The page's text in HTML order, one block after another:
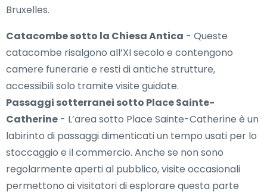
Bruxelles.
Catacombe sotto la Chiesa Antica - Queste
catacombe risalgono all’XI secolo e contengono
camere funerarie e resti di antiche strutture,
accessibili solo tramite visite guidate.
Passaggi sotterranei sotto Place Sainte-
Catherine - L’area sotto Place Sainte-Catherine è un
labirinto di passaggi dimenticati un tempo usati per lo
stoccaggio e il commercio. Anche se non sono
regolarmente aperti al pubblico, visite occasionali
permettono ai visitatori di esplorare questa parte